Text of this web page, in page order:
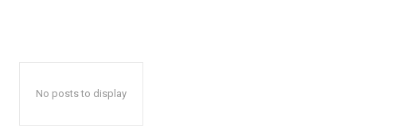
No posts to display